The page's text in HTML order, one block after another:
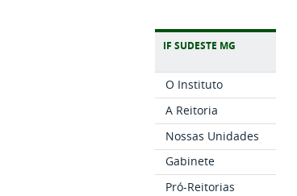
IF SUDESTE MG
O Instituto
A Reitoria
Nossas Unidades
Gabinete
Pró-Reitorias